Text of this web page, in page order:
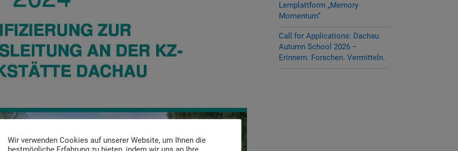
Lernplattform „Memory
Momentum“
Call for Applications: Dachau
Autumn School 2026 –
Erinnern. Forschen. Vermitteln.
Wir verwenden Cookies auf unserer Website, um Ihnen die